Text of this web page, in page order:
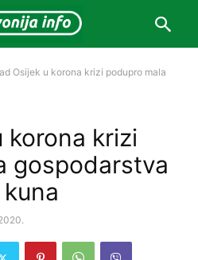
Osijek u korona krizi podupro mala
korona krizi
gospodarstva